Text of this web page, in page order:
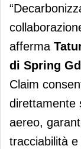
afferma
di Spring
Claim
direttamente
aereo,
tracciabilità